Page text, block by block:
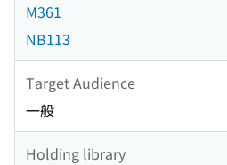
M361
NB113
Target Audience
一般
Holding library